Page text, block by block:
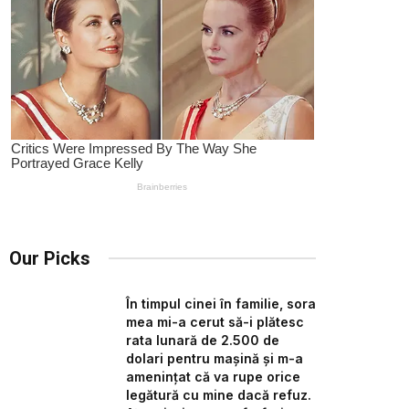
Our Picks
În timpul cinei în familie, sora
mea mi-a cerut să-i plătesc
rata lunară de 2.500 de
dolari pentru mașină și m-a
amenințat că va rupe orice
legătură cu mine dacă refuz.